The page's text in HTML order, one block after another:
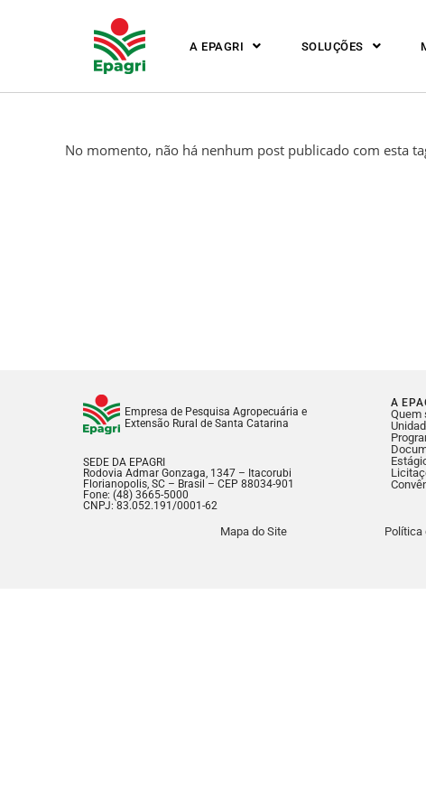
A EPAGRI SOLUÇÕES
No momento, não há nenhum post publicado com esta
Empresa de Pesquisa Agropecuária e
Extensão Rural de Santa Catarina
SEDE DA EPAGRI
Rodovia Admar Gonzaga, 1347 – Itacorubi
Florianopolis, SC – Brasil – CEP 88034-901
Fone: (48) 3665-5000
CNPJ: 83.052.191/0001-62
A
Quem
Mapa do Site Política